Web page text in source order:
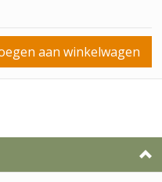
aan winkelwagen